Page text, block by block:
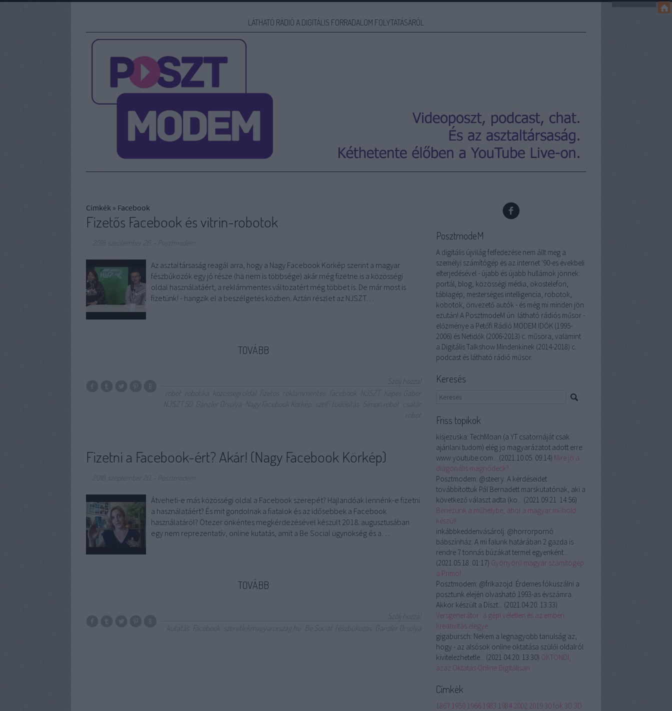
LÁTHATÓ RÁDIÓ A DIGITÁLIS FORRADALOM FOLYTATÁSÁRÓL
Címkék » Facebook
Fizetős Facebook és vitrin-robotok
2018. szeptember 26. Posztmodem
Az asztaltársaság reagál arra, hogy a Nagy Facebook Körkép szerint a magyar
fészbúkozók egy jó része (ha nem is többsége) akár még fizetne is a közösségi
oldal használatáért, a reklámmentes változatért még többet is. De már most is
fizetünk! - hangzik el a beszélgetés közben. Aztán részlet az NJSZT…
TOVÁBB
Szólj hozzá!
robotika közösségi oldal fizetős reklámmentes Facebook NJSZT
Képes Gábor
NJSZT 50
Ganzler Orsolya Nagy Facebook Körkép szelfi tudósítás Simon robot
Fizetni a Facebook-ért? Akár! (Nagy Facebook Körkép)
2018. szeptember 20. Posztmodem
Átveheti-e más közösségi oldal a Facebook szerepét? Hajlandóak lennénk-e fizetni
a használatáért? És mit gondolnak a fiatalok és az idősebbek a Facebook
használatáról? Ötezer önkéntes megkérdezésével készült 2018. augusztusában
egy nem reprezentatív, online kutatás, amit a Be Social ügynökség és a…
TOVÁBB
Szólj hozzá!
kutatás
Facebook szeretlekmagyarorszag.hu Be Social fészbúkozás Ganzler Orsolya
PosztmodeM
A digitális újvilág felfedezése nem állt meg a
személyi számítógép és az internet '90-es évekbeli
elterjedésével - újabb és újabb hullámok jönnek:
portál, blog, közösségi média, okostelefon,
táblagép, mesterséges intelligencia, robotok,
kobotok, önvezető autók - és még mi minden jön
ezután! A PosztmodeM ún. látható rádiós műsor -
előzménye a Petőfi Rádió MODEM IDŐK (1995-
2006) és Netidők (2006-2013) c. műsora, valamint
a Digitális Talkshow Mindenkinek (2014-2018) c.
podcast és látható rádió műsor.
Keresés
Friss topikok
kisjezuska: TechMoan (a YT csatornáját csak
ajánlani tudom) elég jo magyarázatot adott erre:
www.youtube.com... (2021.10.05. 09:14) Mire jó a
diagonális magnódeck?
Posztmodem: @steery: A kérdéseidet
továbbítottuk Pál Bernadett marskutatónak, aki a
következő választ adta (ko... (2021.09.21. 14:56)
Benézünk a műhelybe, ahol a magyar műhold
készül!
inkábbkeddenvásárolj: @horrorpornó
bábszínház: A mi falunk határában 2 gazda is
rendre 7 tonnás búzákat termel egyenként...
(2021.05.18. 01:17) Gyönyörű magyar számítógép:
a Primo!
Posztmodem: @frikazojd: Érdemes fókuszálni a
posztunk elején olvasható 1993-as évszámra.
Akkor készült a Diszt... (2021.04.20. 13:33)
Versgenerátor: a gépi véletlen és az emberi
kreativitás elegye
gigabursch: Nekem a legnagyobb tanulság az,
hogy - az alsósok online oktatása szülői oldalról
kivitelezhetetle... (2021.04.20. 13:30) OKTONDI,
azaz Oktatás Online Digitálisan
Címkék
1867 1959 1966 1983 1984 2002 201930 fok 3D 3D